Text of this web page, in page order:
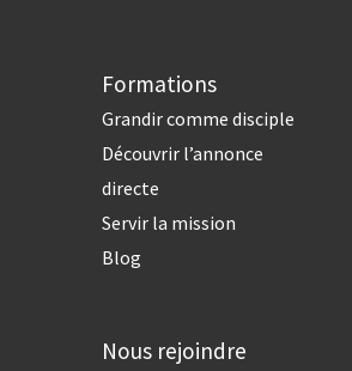
Formations
Grandir comme disciple
Découvrir l’annonce
directe
Servir la mission
Blog
Nous rejoindre